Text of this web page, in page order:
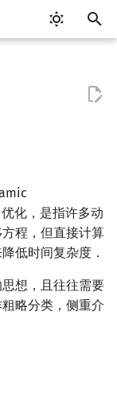
巧
制语句
据类型
符
序
序
制
数
里叶变换
论变换
尔什变换
变换
契数列
数
积
算法
量的数字特征
等式
组合游戏
法
树
值操作 & 区间历史
树
化块状数组
化平衡树
化字典树
化可并堆
套平衡树
组套权值线段树
树状数组
Tree
心
共祖先
分
路
径生成树
通度
网络流
算法
最大权匹配
最大匹配
大权匹配
配
法
火
化，是指许多动
程，但直接计算
低时间复杂度．
想，且往往需要
略分类，侧重介